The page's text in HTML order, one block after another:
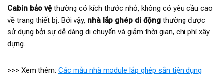
Cabin bảo vệthường có kích thước nhỏ, không có yêu cầu cao
về trang thiết bị. Bởi vậy, nhà lắp ghép di động thường được
sử dụng bởi sự dễ dàng di chuyển và giảm thời gian, chi phí xây
dựng.
>>> Xem thêm: Các mẫu nhà module lắp ghép sắn tiện dụng